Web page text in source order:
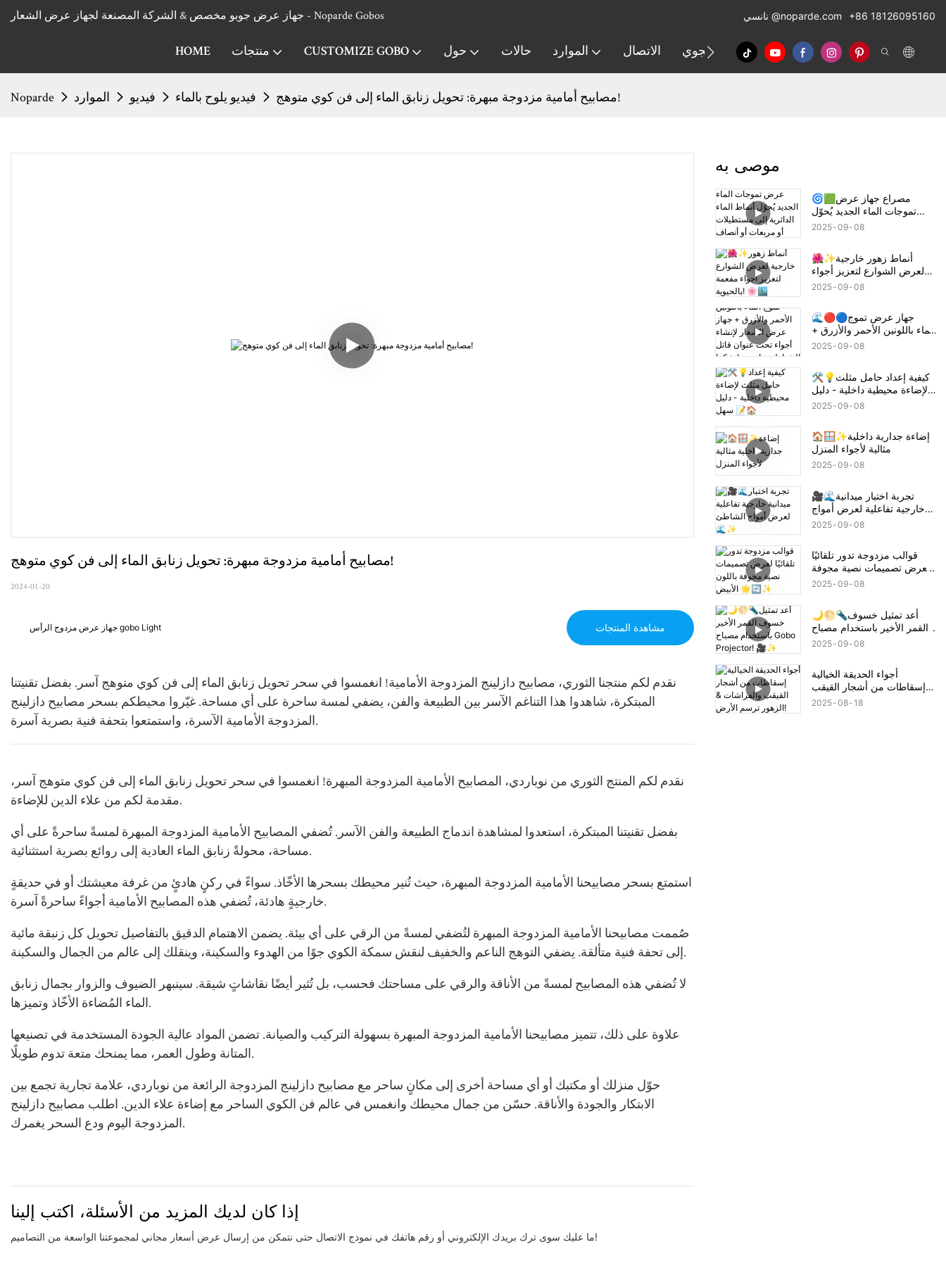
جهاز عرض جوبو مخصص & الشركة المصنعة لجهاز عرض الشعار - Noparde Gobos @noparde.com +86 18126095160
HOME منتجات CUSTOMIZE GOBO حول حالات الموارد الاتصال الإسقاط الجوي
Noparde الموارد فيديو فيديو يلوح بالماء مصابيح أمامية مزدوجة مبهرة: تحويل زنابق الماء إلى فن كوي متوهج!
مصابيح أمامية مزدوجة مبهرة: تحويل زنابق الماء إلى فن كوي متوهج!
2024-01-20
جهاز عرض مزدوج الرأس gobo Light مشاهدة المنتجات
نقدم لكم منتجنا الثوري، مصابيح دازلينج المزدوجة الأمامية! انغمسوا في سحر تحويل زنابق الماء إلى فن كوي متوهج آسر. بفضل تقنيتنا
المبتكرة، شاهدوا هذا التناغم الآسر بين الطبيعة والفن، يضفي لمسة ساحرة على أي مساحة. غيّروا محيطكم بسحر مصابيح دازلينج
المزدوجة الأمامية الآسرة، واستمتعوا بتحفة فنية بصرية آسرة.
نقدم لكم المنتج الثوري من نوباردي، المصابيح الأمامية المزدوجة المبهرة! انغمسوا في سحر تحويل زنابق الماء إلى فن كوي متوهج آسر،
مقدمة لكم من علاء الدين للإضاءة.
بفضل تقنيتنا المبتكرة، استعدوا لمشاهدة اندماج الطبيعة والفن الآسر. تُضفي المصابيح الأمامية المزدوجة المبهرة لمسةً ساحرةً على أي
مساحة، محولةً زنابق الماء العادية إلى روائع بصرية استثنائية.
استمتع بسحر مصابيحنا الأمامية المزدوجة المبهرة، حيث تُنير محيطك بسحرها الأخّاذ. سواءً في ركنٍ هادئٍ من غرفة معيشتك أو في حديقةٍ
خارجيةٍ هادئة، تُضفي هذه المصابيح الأمامية أجواءً ساحرةً آسرة.
صُممت مصابيحنا الأمامية المزدوجة المبهرة لتُضفي لمسةً من الرقي على أي بيئة. يضمن الاهتمام الدقيق بالتفاصيل تحويل كل زنبقة مائية
إلى تحفة فنية متألقة. يضفي التوهج الناعم والخفيف لنقش سمكة الكوي جوًا من الهدوء والسكينة، وينقلك إلى عالم من الجمال والسكينة.
لا تُضفي هذه المصابيح لمسةً من الأناقة والرقي على مساحتك فحسب، بل تُثير أيضًا نقاشاتٍ شيقة. سينبهر الضيوف والزوار بجمال زنابق
الماء المُضاءة الأخّاذ وتميزها.
علاوة على ذلك، تتميز مصابيحنا الأمامية المزدوجة المبهرة بسهولة التركيب والصيانة. تضمن المواد عالية الجودة المستخدمة في تصنيعها
المتانة وطول العمر، مما يمنحك متعة تدوم طويلًا.
حوّل منزلك أو مكتبك أو أي مساحة أخرى إلى مكانٍ ساحر مع مصابيح دازلينج المزدوجة الرائعة من نوباردي، علامة تجارية تجمع بين
الابتكار والجودة والأناقة. حسّن من جمال محيطك وانغمس في عالم فن الكوي الساحر مع إضاءة علاء الدين. اطلب مصابيح دازلينج
المزدوجة اليوم ودع السحر يغمرك.
إذا كان لديك المزيد من الأسئلة، اكتب إلينا
ما عليك سوى ترك بريدك الإلكتروني أو رقم هاتفك في نموذج الاتصال حتى نتمكن من إرسال عرض أسعار مجاني لمجموعتنا الواسعة من التصاميم!
موصى به
🌀🟩مصراع جهاز عرض
تموجات الماء الجديد يُحوّل
أنماط الماء الدائرية إلى
2025 09 08
🌺✨أنماط زهور خارجية
لعرض الشوارع لتعزيز أجواء
2025 09 08
🌊🔴🔵جهاز عرض تموج
الماء باللونين الأحمر والأزرق +
جهاز عرض الشعار لإنشاء
2025 09 08
🛠️💡كيفية إعداد حامل مثلث
لإضاءة محيطية داخلية - دليل
سهل 📝🏠 2025 09 08
🏠🪟✨إضاءة جدارية داخلية
مثالية لأجواء المنزل
2025 09 08
🎥🌊تجربة اختبار ميدانية
خارجية تفاعلية لعرض أمواج
الشاطئ 🌊✨
2025 09 08
قوالب مزدوجة تدور تلقائيًا
لعرض تصميمات نصية مجوفة
باللون الأبيض 🌟🔄✨
2025 09 08
🌙🌕🔦أعد تمثيل خسوف
القمر الأخير باستخدام مصباح
Gobo Projector! 🎥✨
2025 09 08
أجواء الحديقة الخيالية
إسقاطات من أشجار القيقب
والفراشات & الزهور ترسم
2025 08 18